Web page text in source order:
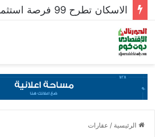
الرئيسية / عقارات